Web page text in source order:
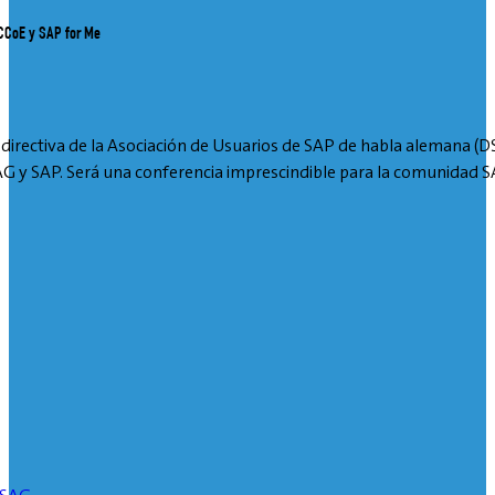
y SAP for Me
de la Asociación de Usuarios de SAP de habla alemana
y SAP. Será una conferencia imprescindible para la comunidad